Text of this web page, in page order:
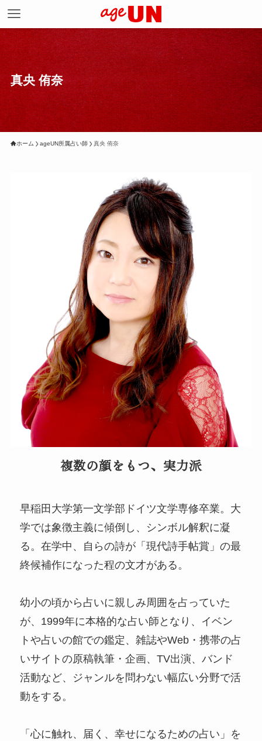
真央 侑奈
ホーム ageUN所属占い師 真央 侑奈
複数の顔をもつ、実力派
早稲田大学第一文学部ドイツ文学専修卒業。大
学では象徴主義に傾倒し、シンボル解釈に凝
る。在学中、自らの詩が「現代詩手帖賞」の最
終候補作になった程の文才がある。
幼小の頃から占いに親しみ周囲を占っていた
が、1999年に本格的な占い師となり、イベン
トや占いの館での鑑定、雑誌やWeb・携帯の占
いサイトの原稿執筆・企画、TV出演、バンド
活動など、ジャンルを問わない幅広い分野で活
動をする。
「心に触れ、届く、幸せになるための占い」を